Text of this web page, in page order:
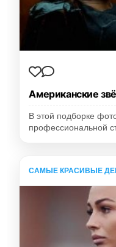
Американские
В этой подборке
профессиональной
САМЫЕ КРАСИВЫЕ